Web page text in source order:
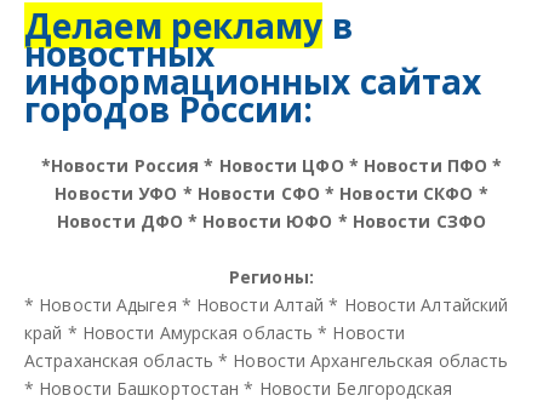
Делаем рекламу в
новостных
информационных сайтах
городов России:
*Новости Россия * Новости ЦФО * Новости ПФО *
Новости УФО * Новости СФО * Новости СКФО *
Новости ДФО * Новости ЮФО * Новости СЗФО
Регионы:
* Новости Адыгея * Новости Алтай * Новости Алтайский
край * Новости Амурская область * Новости
Астраханская область * Новости Архангельская область
* Новости Башкортостан * Новости Белгородская